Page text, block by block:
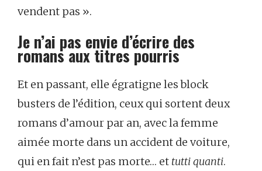
vendent pas ».
Je n’ai pas envie d’écrire des
romans aux titres pourris
Et en passant, elle égratigne les block
busters de l’édition, ceux qui sortent deux
romans d’amour par an, avec la femme
aimée morte dans un accident de voiture,
qui en fait n’est pas morte… et tutti quanti.